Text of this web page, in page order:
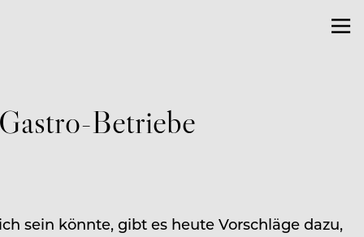
Betriebe
sein könnte, gibt es heute Vorschläge dazu,